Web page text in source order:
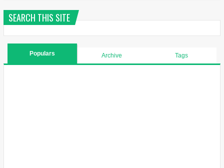
SEARCH THIS SITE
Populars Archive Tags